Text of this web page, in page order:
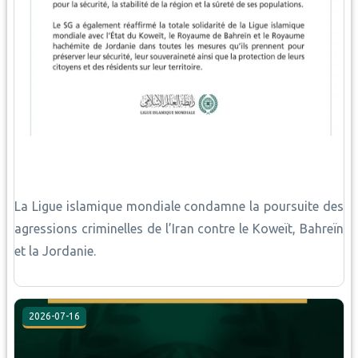
La Ligue islamique mondiale condamne la poursuite des
agressions criminelles de l’Iran contre le Koweït, Bahreïn
et la Jordanie.
2026-07-16